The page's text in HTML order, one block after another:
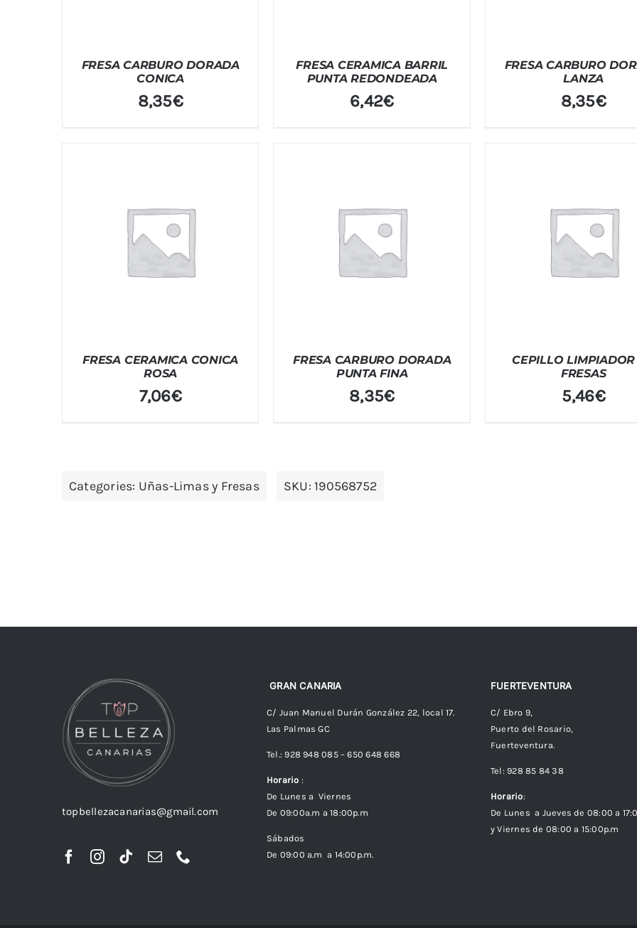
FRESA CARBURO DORADA
CONICA
8,35€
FRESA CERAMICA BARRIL
PUNTA REDONDEADA
6,42€
FRESA CARBURO
LANZA
8,35€
FRESA CERAMICA CONICA
ROSA
7,06€
FRESA CARBURO DORADA
PUNTA FINA
8,35€
CEPILLO
FRESAS
5,46€
Categories: Uñas-Limas y Fresas SKU:190568752
topbellezacanarias@gmail.com
GRAN CANARIA
C/ Juan Manuel Durán González 22, local 17.
Las Palmas GC
Tel.: 928 948 085 – 650 648 668
Horario :
De Lunes a Viernes
De 09:00a.m a 18:00p.m
Sábados
De 09:00 a.m a 14:00p.m.
FUERTEVENTURA
C/ Ebro 9,
Puerto del Rosario,
Fuerteventura.
Tel: 928 85 84 38
Horario:
De Lunes a Jueves de 08:00 a
y Viernes de 08:00 a 15:00p.m